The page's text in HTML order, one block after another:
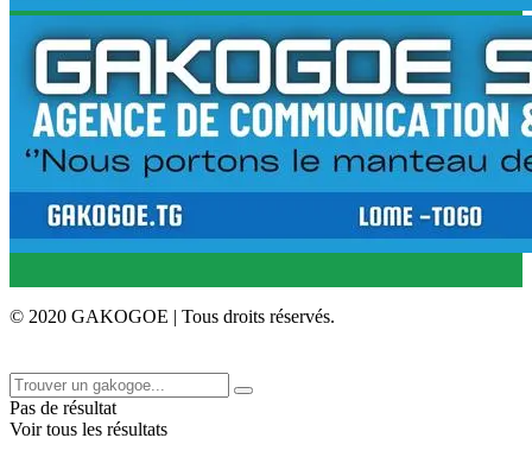
© 2020 GAKOGOE | Tous droits réservés.
Pas de résultat
Voir tous les résultats